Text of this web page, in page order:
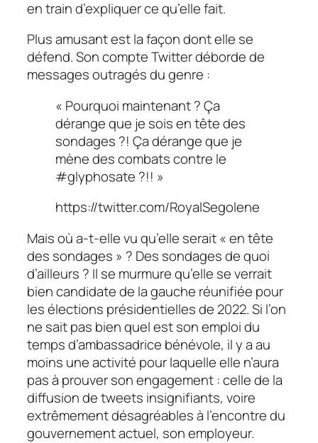
en train d’expliquer ce qu’elle fait.
Plus amusant est la façon dont elle se
défend. Son compte Twitter déborde de
messages outragés du genre :
« Pourquoi maintenant ? Ça
dérange que je sois en tête des
sondages ?! Ça dérange que je
mène des combats contre le
#glyphosate ?!! »
https://twitter.com/RoyalSegolene
Mais où a-t-elle vu qu’elle serait « en tête
des sondages » ? Des sondages de quoi
d’ailleurs ? Il se murmure qu’elle se verrait
bien candidate de la gauche réunifiée pour
les élections présidentielles de 2022. Si l’on
ne sait pas bien quel est son emploi du
temps d’ambassadrice bénévole, il y a au
moins une activité pour laquelle elle n’aura
pas à prouver son engagement : celle de la
diffusion de tweets insignifiants, voire
extrêmement désagréables à l’encontre du
gouvernement actuel, son employeur.